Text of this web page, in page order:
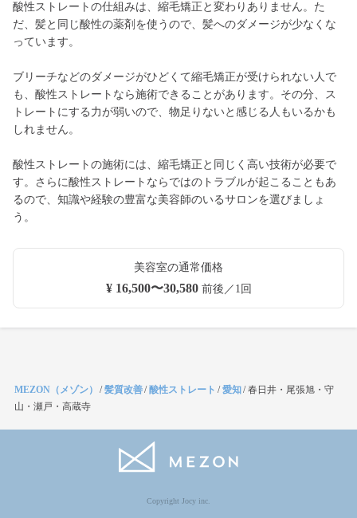
酸性ストレートの仕組みは、縮毛矯正と変わりありません。た
だ、髪と同じ酸性の薬剤を使うので、髪へのダメージが少なくな
っています。
ブリーチなどのダメージがひどくて縮毛矯正が受けられない人で
も、酸性ストレートなら施術できることがあります。その分、ス
トレートにする力が弱いので、物足りないと感じる人もいるかも
しれません。
酸性ストレートの施術には、縮毛矯正と同じく高い技術が必要で
す。さらに酸性ストレートならではのトラブルが起こることもあ
るので、知識や経験の豊富な美容師のいるサロンを選びましょ
う。
美容室の通常価格
¥ 16,500〜30,580前後／1回
MEZON（メゾン） /髪質改善/酸性ストレート /愛知/春日井・尾張旭・守
山・瀬戸・高蔵寺
Copyright Jocy inc.